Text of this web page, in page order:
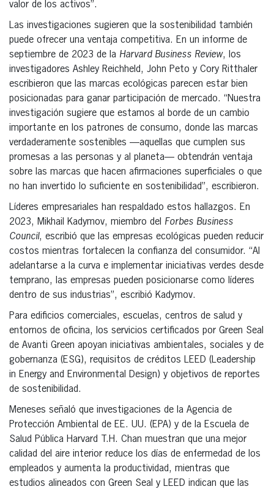
valor de los activos”.
Las investigaciones sugieren que la sostenibilidad también
puede ofrecer una ventaja competitiva. En un informe de
septiembre de 2023 de la Harvard Business Review, los
investigadores Ashley Reichheld, John Peto y Cory Ritthaler
escribieron que las marcas ecológicas parecen estar bien
posicionadas para ganar participación de mercado. “Nuestra
investigación sugiere que estamos al borde de un cambio
importante en los patrones de consumo, donde las marcas
verdaderamente sostenibles —aquellas que cumplen sus
promesas a las personas y al planeta— obtendrán ventaja
sobre las marcas que hacen afirmaciones superficiales o que
no han invertido lo suficiente en sostenibilidad”, escribieron.
Líderes empresariales han respaldado estos hallazgos. En
2023, Mikhail Kadymov, miembro del Forbes Business
Council, escribió que las empresas ecológicas pueden reducir
costos mientras fortalecen la confianza del consumidor. “Al
adelantarse a la curva e implementar iniciativas verdes desde
temprano, las empresas pueden posicionarse como líderes
dentro de sus industrias”, escribió Kadymov.
Para edificios comerciales, escuelas, centros de salud y
entornos de oficina, los servicios certificados por Green Seal
de Avanti Green apoyan iniciativas ambientales, sociales y de
gobernanza (ESG), requisitos de créditos LEED (Leadership
in Energy and Environmental Design) y objetivos de reportes
de sostenibilidad.
Meneses señaló que investigaciones de la Agencia de
Protección Ambiental de EE. UU. (EPA) y de la Escuela de
Salud Pública Harvard T.H. Chan muestran que una mejor
calidad del aire interior reduce los días de enfermedad de los
empleados y aumenta la productividad, mientras que
estudios alineados con Green Seal y LEED indican que las